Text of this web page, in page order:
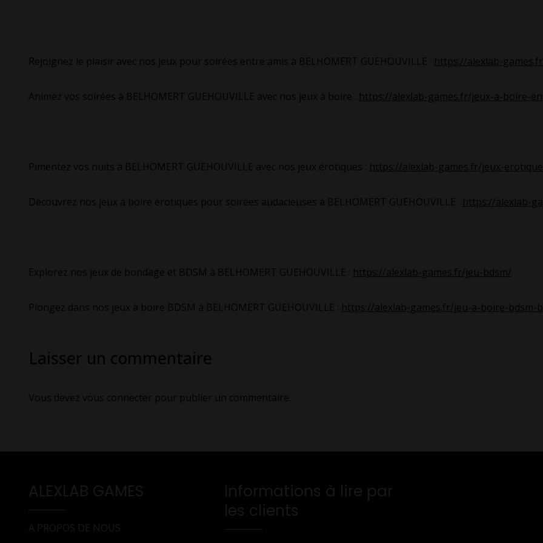
Rejoignez le plaisir avec nos jeux pour soirées entre amis à BELHOMERT GUEHOUVILLE : https://alexlab-
Animez vos soirées à BELHOMERT GUEHOUVILLE avec nos jeux à boire : https://alexlab-games.fr/jeux-a-boire-
Pimentez vos nuits à BELHOMERT GUEHOUVILLE avec nos jeux érotiques : https://alexlab-games.fr/jeux-
Découvrez nos jeux à boire érotiques pour soirées audacieuses à BELHOMERT GUEHOUVILLE : https://alexlab-
Explorez nos jeux de bondage et BDSM à BELHOMERT GUEHOUVILLE : https://alexlab-games.fr/jeu-bdsm/
Plongez dans nos jeux à boire BDSM à BELHOMERT GUEHOUVILLE : https://alexlab-games.fr/jeu-a-boire-bdsm-
Laisser un commentaire
Vous devez vous connecter pour publier un commentaire.